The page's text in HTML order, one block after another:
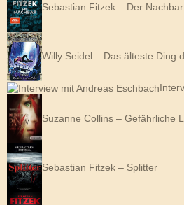
Sebastian Fitzek – Der Nachbar
Willy Seidel – Das älteste Ding
Suzanne Collins – Gefährliche
Sebastian Fitzek – Splitter